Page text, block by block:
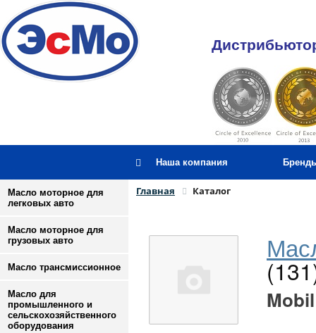
Наша компания
Масло моторное для
легковых авто
Масло моторное для
грузовых авто
Масло трансмиссионное
Масло для
промышленного и
сельскохозяйственного
оборудования
Главная Каталог
Mobil